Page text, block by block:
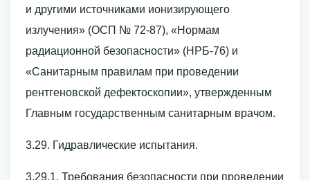
и другими источниками ионизирующего
излучения» (ОСП № 72-87), «Нормам
радиационной безопасности» (НРБ-76) и
«Санитарным правилам при проведении
рентгеновской дефектоскопии», утвержденным
Главным государственным санитарным врачом.
3.29. Гидравлические испытания.
3.29.1. Требования безопасности при проведении